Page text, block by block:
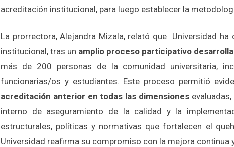
acreditación institucional, para luego establecer la
La prorrectora, Alejandra Mizala, relató que Universidad
institucional, tras un amplio proceso participativo
más de 200 personas de la comunidad universitaria,
funcionarias/os y estudiantes. Este proceso permitió
acreditación anterior en todas las dimensiones
interno de aseguramiento de la calidad y la
estructurales, políticas y normativas que fortalecen el
Universidad reafirma su compromiso con la mejora continua